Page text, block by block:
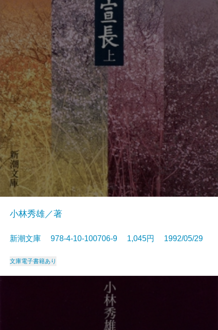
小林秀雄／著
新潮文庫 978-4-10-100706-9 1,045円 1992/05/29
文庫電子書籍あり